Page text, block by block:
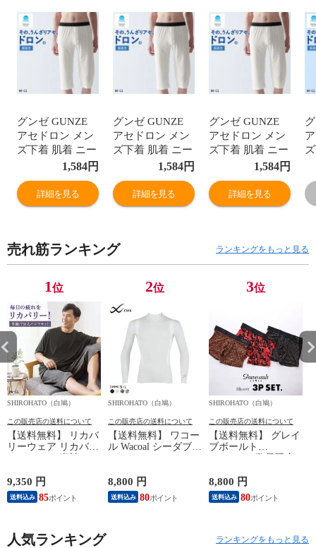
グンゼ GUNZE
アセドロン メン
ズ下着 肌着 ニー
レングス インナ
丈 ボトムス メン
ズ
1,584円
詳細を見る
グンゼ GUNZE
アセドロン メン
ズ下着 肌着 ニー
レングス インナ
丈 ボトムス メン
ズ
1,584円
詳細を見る
グンゼ GUNZE
アセドロン メン
ズ下着 肌着 ニー
レングス インナ
丈 ボトムス メン
ズ
1,584円
詳細を見る
ズ
売れ筋ランキング ランキングをもっと見る
1位
SHIROHATO（白鳩）
この販売店の送料について
【送料無料】 リカバ
リーウェア リカバリ
ーパジャマ 半袖 メ
ームウェア パジャマ
リカバリーケア 7分
丈パンツ 疲労回復
9,350 円
送料込み 85
2位
SHIROHATO（白鳩）
この販売店の送料について
【送料無料】 ワコー
ル Wacoal シーダブリ
JYURYU 柔流 ジュウ
リュウ メンズ トッ
プ SML ハイネック
8,800 円
送料込み 80
3位
SHIROHATO（白鳩）
この販売店の送料について
【送料無料】 グレイ
ブボールト
Gravevault 数量限定
サーパンツ おまかせ
3P 福袋 ショート ロ
ーライズ 3枚セット
8,800 円
送料込み 80
人気ランキング ランキングをもっと見る